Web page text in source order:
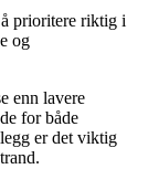
prioritere riktig i
og
enn lavere
for både
er det viktig